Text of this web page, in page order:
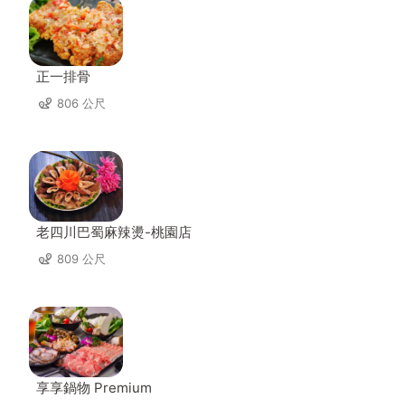
正一排骨
806 公尺
老四川巴蜀麻辣燙-桃園店
809 公尺
享享鍋物 Premium